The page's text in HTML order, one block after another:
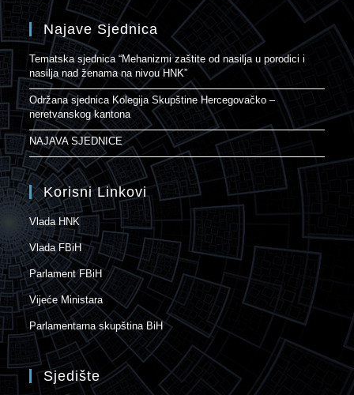
Najave Sjednica
Tematska sjednica “Mehanizmi zaštite od nasilja u porodici i
nasilja nad ženama na nivou HNK”
Održana sjednica Kolegija Skupštine Hercegovačko –
neretvanskog kantona
NAJAVA SJEDNICE
Korisni Linkovi
Vlada HNK
Vlada FBiH
Parlament FBiH
Vijeće Ministara
Parlamentarna skupština BiH
Sjedište